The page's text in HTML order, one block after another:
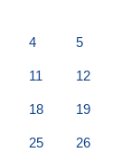
4 5
11 12
18 19
25 26